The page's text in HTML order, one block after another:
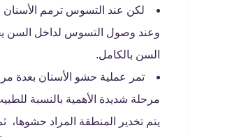
لكن عند التسوس ترمم
وعند وصول التسوس لداخل السن
السن بالكامل.
تمر عملية حشو الأسنان بعدة
مرحلة شديدة الأهمية بالنسبة
يتم تخدير المنطقة المراد حشوها،